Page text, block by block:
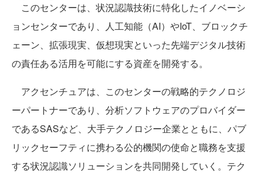
このセンターは、状況認識技術に特化したイノベーシ
ョンセンターであり、人工知能（AI）やIoT、ブロックチ
ェーン、拡張現実、仮想現実といった先端デジタル技術
の責任ある活用を可能にする資産を開発する。
アクセンチュアは、このセンターの戦略的テクノロジ
ーパートナーであり、分析ソフトウェアのプロバイダー
であるSASなど、大手テクノロジー企業とともに、パブ
リックセーフティに携わる公的機関の使命と職務を支援
する状況認識ソリューションを共同開発していく。テク